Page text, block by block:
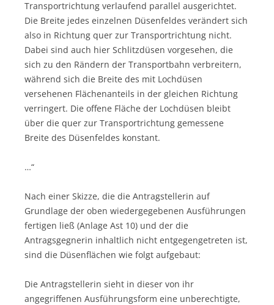
Transportrichtung verlaufend parallel ausgerichtet.
Die Breite jedes einzelnen Düsenfeldes verändert sich
also in Richtung quer zur Transportrichtung nicht.
Dabei sind auch hier Schlitzdüsen vorgesehen, die
sich zu den Rändern der Transportbahn verbreitern,
während sich die Breite des mit Lochdüsen
versehenen Flächenanteils in der gleichen Richtung
verringert. Die offene Fläche der Lochdüsen bleibt
über die quer zur Transportrichtung gemessene
Breite des Düsenfeldes konstant.
…“
Nach einer Skizze, die die Antragstellerin auf
Grundlage der oben wiedergegebenen Ausführungen
fertigen ließ (Anlage Ast 10) und der die
Antragsgegnerin inhaltlich nicht entgegengetreten ist,
sind die Düsenflächen wie folgt aufgebaut:
Die Antragstellerin sieht in dieser von ihr
angegriffenen Ausführungsform eine unberechtigte,